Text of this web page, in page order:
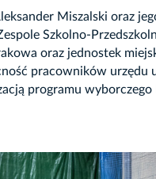
Miszalski oraz
Szkolno-
oraz jednostek
pracowników
programu